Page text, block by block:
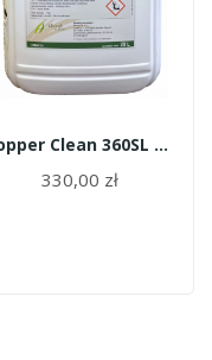
Hopper Clean 360SL 20l
330,00 zł